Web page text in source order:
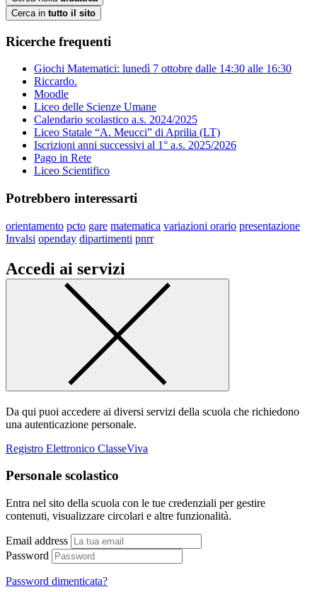
Cerca in tutto il sito
Ricerche frequenti
Giochi Matematici: lunedì 7 ottobre dalle 14:30 alle 16:30
Riccardo.
Moodle
Liceo delle Scienze Umane
Calendario scolastico a.s. 2024/2025
Liceo Statale “A. Meucci” di Aprilia (LT)
Iscrizioni anni successivi al 1° a.s. 2025/2026
Pago in Rete
Liceo Scientifico
Potrebbero interessarti
orientamento pcto gare matematica variazioni orario presentazione
Invalsi openday dipartimenti pnrr
Accedi ai servizi
Da qui puoi accedere ai diversi servizi della scuola che richiedono
una autenticazione personale.
Registro Elettronico ClasseViva
Personale scolastico
Entra nel sito della scuola con le tue credenziali per gestire
contenuti, visualizzare circolari e altre funzionalità.
Email address
Password
Password dimenticata?